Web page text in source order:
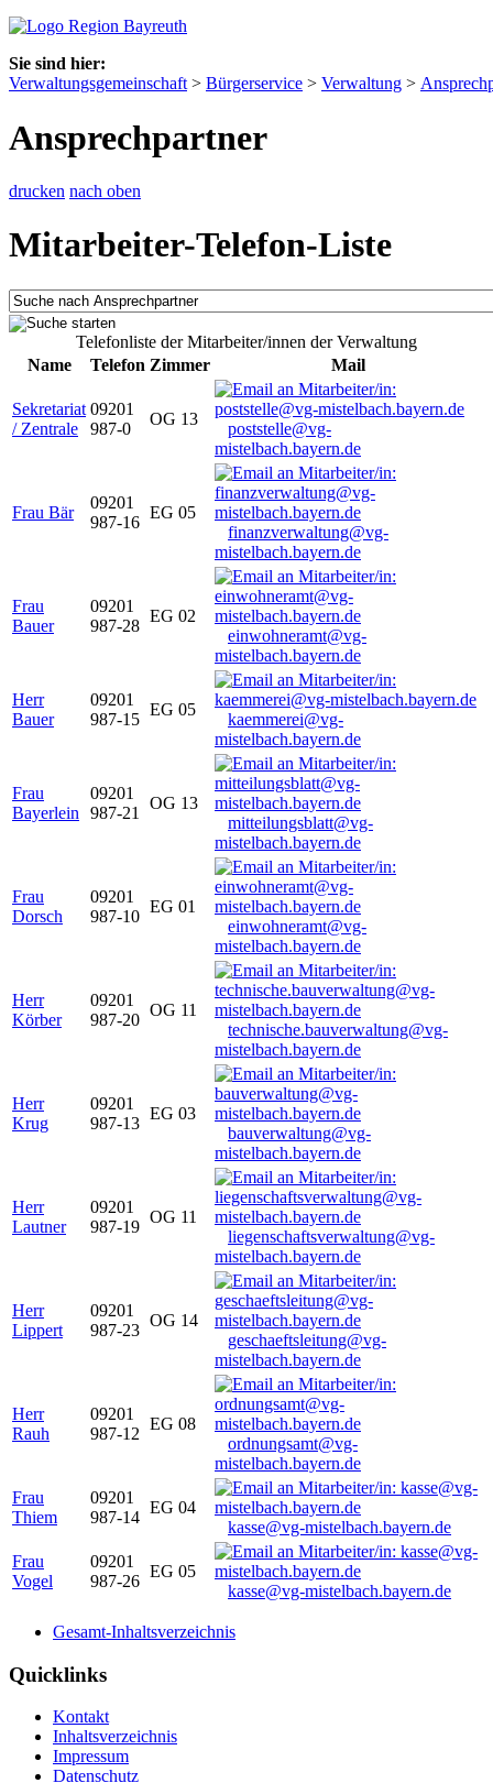
Sie sind hier:
Verwaltungsgemeinschaft > Bürgerservice > Verwaltung >
Ansprechpartner
drucken nach oben
Mitarbeiter-Telefon-Liste
Telefonliste der Mitarbeiter/innen der Verwaltung
Name
Telefon Zimmer Mail
Sekretariat
/ Zentrale
09201
987-0
OG 13
poststelle@vg-
mistelbach.bayern.de
Frau Bär
09201
987-16
EG 05
finanzverwaltung@vg-
mistelbach.bayern.de
Frau
Bauer
09201
987-28
EG 02
einwohneramt@vg-
mistelbach.bayern.de
Herr
Bauer
09201
987-15
EG 05
kaemmerei@vg-
mistelbach.bayern.de
Frau
Bayerlein
09201
987-21
OG 13
mitteilungsblatt@vg-
mistelbach.bayern.de
Frau
Dorsch
09201
987-10
EG 01
einwohneramt@vg-
mistelbach.bayern.de
Herr
Körber
09201
987-20
OG 11
technische.bauverwaltung@vg-
mistelbach.bayern.de
Herr
Krug
09201
987-13
EG 03
bauverwaltung@vg-
mistelbach.bayern.de
Herr
Lautner
09201
987-19
OG 11
liegenschaftsverwaltung@vg-
mistelbach.bayern.de
Herr
Lippert
09201
987-23
OG 14
geschaeftsleitung@vg-
mistelbach.bayern.de
Herr
Rauh
09201
987-12
EG 08
ordnungsamt@vg-
mistelbach.bayern.de
Frau
Thiem
09201
987-14
EG 04
kasse@vg-mistelbach.bayern.de
Frau
Vogel
09201
987-26
EG 05
kasse@vg-mistelbach.bayern.de
Gesamt-Inhaltsverzeichnis
Quicklinks
Kontakt
Inhaltsverzeichnis
Impressum
Datenschutz